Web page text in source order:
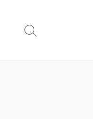
Search